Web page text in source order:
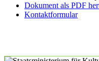
Dokument als PDF
Kontaktformular